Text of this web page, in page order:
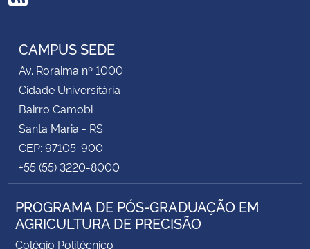
RSS
CAMPUS SEDE
Av. Roraima nº 1000
Cidade Universitária
Bairro Camobi
Santa Maria - RS
CEP: 97105-900
+55 (55) 3220-8000
PROGRAMA DE PÓS-GRADUAÇÃO EM
AGRICULTURA DE PRECISÃO
Colégio Politécnico